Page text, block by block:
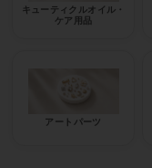
キューティクルオイル・
ケア用品
アートパーツ